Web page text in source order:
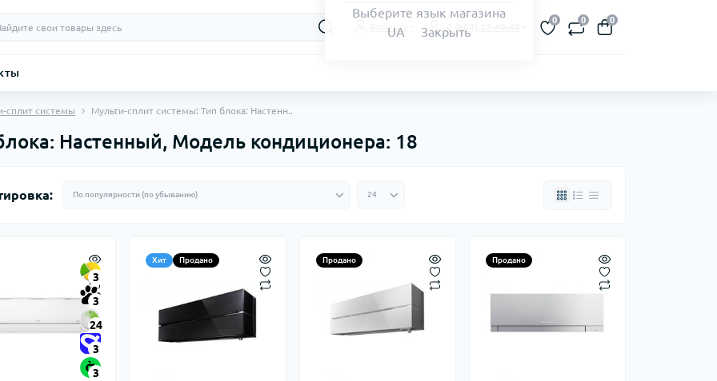
Клиенту
0 0 0
сплит системы Мульти-сплит системы: Тип блока: Настенн..
Настенный, Модель кондиционера: 18
3
3
24
3
3
Хит Продано Продано Продано
Выберите язык магазина
UA
Закрыть